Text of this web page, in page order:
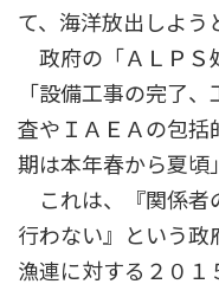
て、海洋放出しよう
政府の「ＡＬＰＳ
「設備工事の完了
査やＩＡＥＡの包括
期は本年春から夏頃
これは、『関係者
行わない』という政
漁連に対する２０１